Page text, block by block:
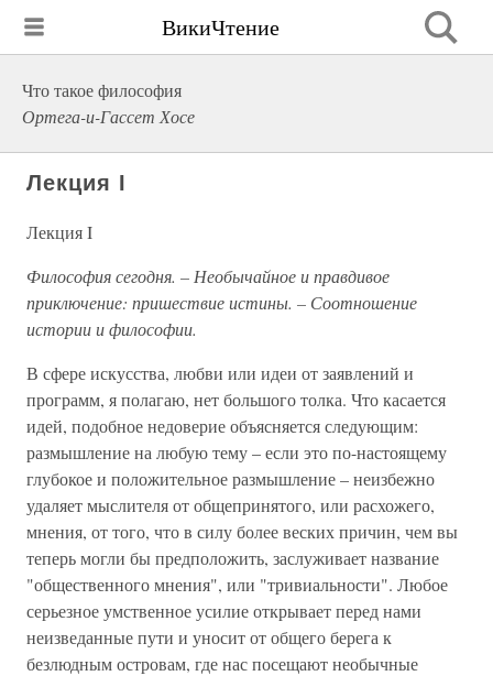
ВикиЧтение
Что такое философия
Ортега-и-Гассет Хосе
Лекция I
Лекция I
Философия сегодня. – Необычайное и правдивое
приключение: пришествие истины. – Соотношение
истории и философии.
В сфере искусства, любви или идеи от заявлений и
программ, я полагаю, нет большого толка. Что касается
идей, подобное недоверие объясняется следующим:
размышление на любую тему – если это по-настоящему
глубокое и положительное размышление – неизбежно
удаляет мыслителя от общепринятого, или расхожего,
мнения, от того, что в силу более веских причин, чем вы
теперь могли бы предположить, заслуживает название
"общественного мнения", или "тривиальности". Любое
серьезное умственное усилие открывает перед нами
неизведанные пути и уносит от общего берега к
безлюдным островам, где нас посещают необычные